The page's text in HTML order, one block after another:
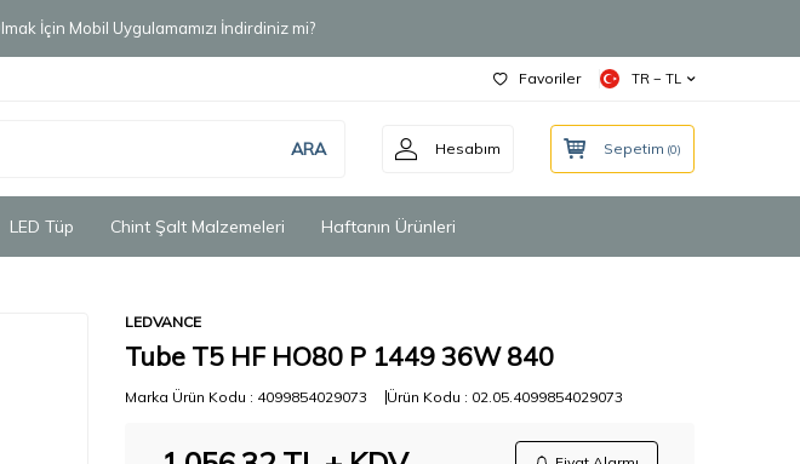
İçin Mobil Uygulamamızı İndirdiniz mi?
Favoriler TR − TL
ARA Hesabım Sepetim (0)
LED Tüp Chint Şalt Malzemeleri Haftanın Ürünleri
LEDVANCE
Tube T5 HF HO80 P 1449 36W 840
Marka Ürün Kodu : 4099854029073 Ürün Kodu : 02.05.4099854029073